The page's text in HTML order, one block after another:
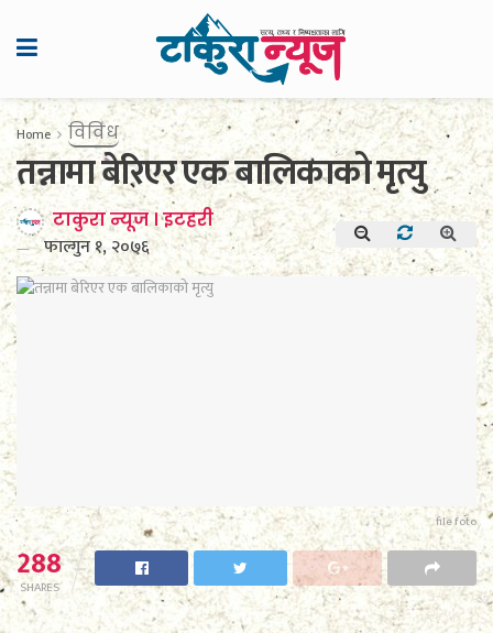
Home विविध
तन्नामा बेरिएर एक बालिकाको मृत्यु
टाकुरा न्यूज । इटहरी
फाल्गुन १, २०७६
file foto
288
SHARES